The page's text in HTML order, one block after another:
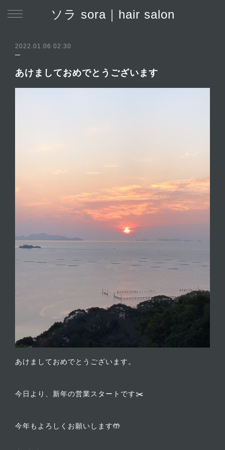
ソラ sora｜hair salon
2022.01.06 02:30
あけましておめでとうございます
あけましておめでとうございます。
今日より、新年の営業スタートです✂️
今年もよろしくお願いします🤲